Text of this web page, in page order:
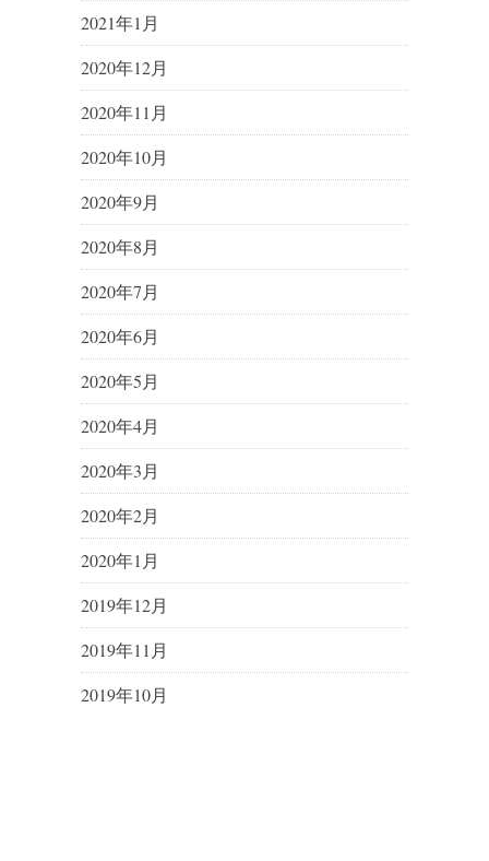
2021年1月
2020年12月
2020年11月
2020年10月
2020年9月
2020年8月
2020年7月
2020年6月
2020年5月
2020年4月
2020年3月
2020年2月
2020年1月
2019年12月
2019年11月
2019年10月